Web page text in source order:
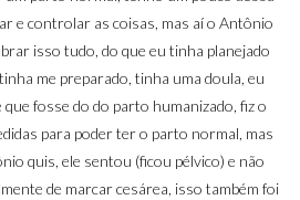
e controlar as coisas, mas aí o Antônio
isso tudo, do que eu tinha planejado
me preparado, tinha uma doula, eu
fosse do do parto humanizado, fiz o
para poder ter o parto normal, mas
quis, ele sentou (ficou pélvico) e não
de marcar cesárea, isso também foi